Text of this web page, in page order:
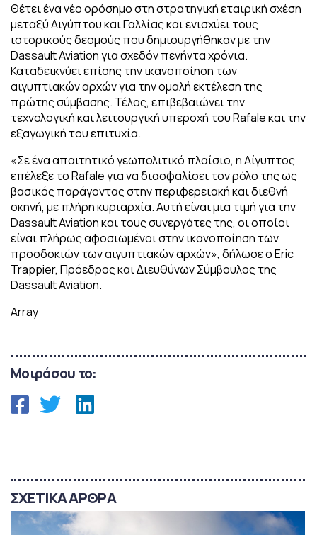
Θέτει ένα νέο ορόσημο στη στρατηγική εταιρική σχέση
μεταξύ Αιγύπτου και Γαλλίας και ενισχύει τους
ιστορικούς δεσμούς που δημιουργήθηκαν με την
Dassault Aviation για σχεδόν πενήντα χρόνια.
Καταδεικνύει επίσης την ικανοποίηση των
αιγυπτιακών αρχών για την ομαλή εκτέλεση της
πρώτης σύμβασης. Τέλος, επιβεβαιώνει την
τεχνολογική και λειτουργική υπεροχή του Rafale και την
εξαγωγική του επιτυχία.
«Σε ένα απαιτητικό γεωπολιτικό πλαίσιο, η Αίγυπτος
επέλεξε το Rafale για να διασφαλίσει τον ρόλο της ως
βασικός παράγοντας στην περιφερειακή και διεθνή
σκηνή, με πλήρη κυριαρχία. Αυτή είναι μια τιμή για την
Dassault Aviation και τους συνεργάτες της, οι οποίοι
είναι πλήρως αφοσιωμένοι στην ικανοποίηση των
προσδοκιών των αιγυπτιακών αρχών», δήλωσε ο Eric
Trappier, Πρόεδρος και Διευθύνων Σύμβουλος της
Dassault Aviation.
Array
Μοιράσου το:
ΣΧΕΤΙΚΑ ΑΡΘΡΑ